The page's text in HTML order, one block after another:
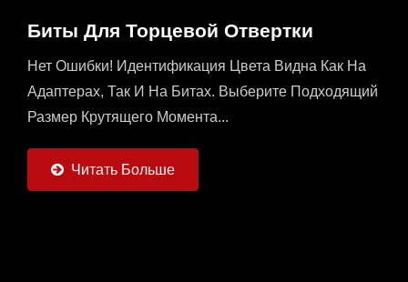
Биты Для Торцевой Отвертки
Нет Ошибки! Идентификация Цвета Видна Как На
Адаптерах, Так И На Битах. Выберите Подходящий
Размер Крутящего Момента...
Читать Больше